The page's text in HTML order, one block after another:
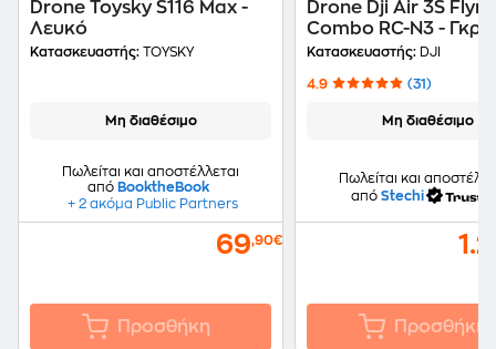
Drone Toysky S116 Max -
Λευκό
Κατασκευαστής: TOYSKY
Μη διαθέσιμο
Πωλείται και αποστέλλεται
από BooktheBook
+ 2 ακόμα Public Partners
69,90€
Προσθήκη
Drone Dji Air 3S
Combo RC-N3 - Γκρι
Κατασκευαστής: DJI
4.9 (31)
Μη διαθέσιμο
Πωλείται και
από Stechi
Προσθήκη